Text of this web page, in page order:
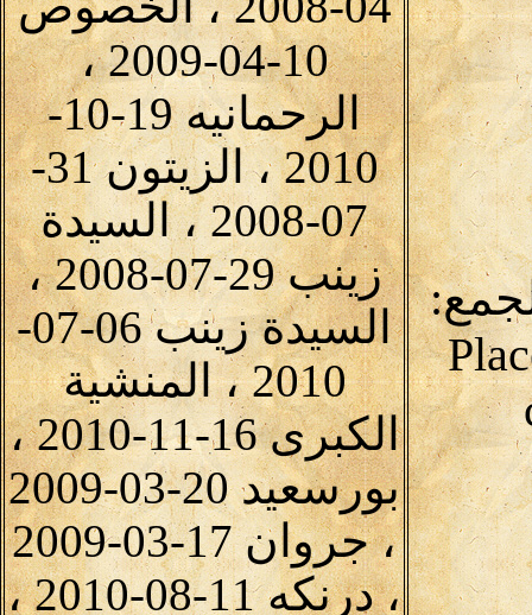
10-04-2009 ،
الرحمانيه 19-10-
2010 ، الزيتون 31-
07-2008 ، السيدة
زينب 29-07-2008 ،
السيدة زينب 06-07-
2010 ، المنشية
الكبرى 16-11-2010 ،
بورسعيد 20-03-2009
، جروان 17-03-2009
، درنكه 11-08-2010 ،